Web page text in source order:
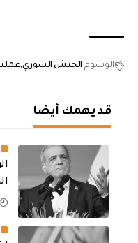
الوسوم الجيش السوري
قد يهمك أيضا